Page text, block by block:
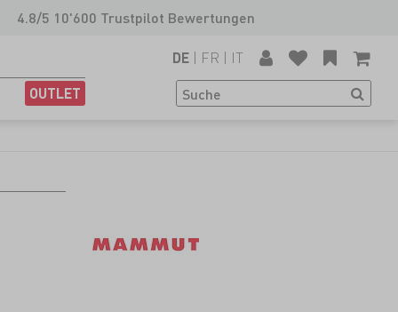
4.8/5 10'600 Trustpilot Bewertungen
OUTLET
DE | FR | IT